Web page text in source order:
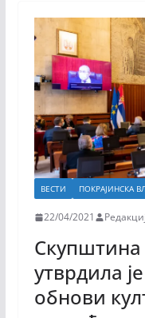
ВЕСТИ ПОКРАЈИНСКА
22/04/2021
утврдила
обнови